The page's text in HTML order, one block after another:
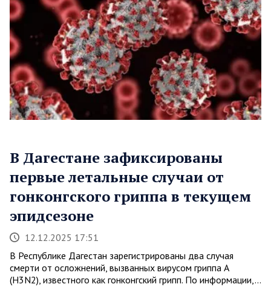
В Дагестане зафиксированы
первые летальные случаи от
гонконгского гриппа в текущем
эпидсезоне
12.12.2025 17:51
В Республике Дагестан зарегистрированы два случая
смерти от осложнений, вызванных вирусом гриппа A
(H3N2), известного как гонконгский грипп. По информации,…